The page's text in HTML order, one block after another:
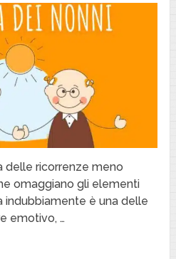
delle ricorrenze meno
omaggiano gli elementi
indubbiamente è una delle
emotivo, …